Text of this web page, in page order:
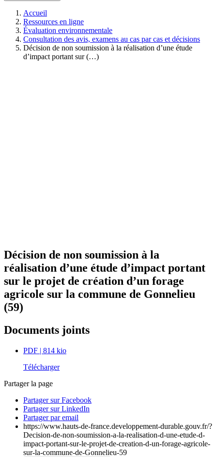
Accueil
Ressources en ligne
Évaluation environnementale
Consultation des avis, examens au cas par cas et décisions
Décision de non soumission à la réalisation d’une étude
d’impact portant sur (…)
Décision de non soumission à la
réalisation d’une étude d’impact portant
sur le projet de création d’un forage
agricole sur la commune de Gonnelieu
(59)
Documents joints
PDF | 814 kio
Télécharger
Partager la page
Partager sur Facebook
Partager sur LinkedIn
Partager par email
https://www.hauts-de-france.developpement-durable.gouv.fr/?
Decision-de-non-soumission-a-la-realisation-d-une-etude-d-
impact-portant-sur-le-projet-de-creation-d-un-forage-agricole-
sur-la-commune-de-Gonnelieu-59